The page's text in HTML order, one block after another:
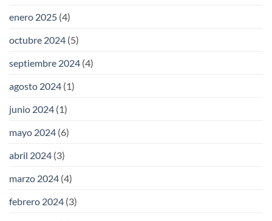
enero 2025 (4)
octubre 2024 (5)
septiembre 2024 (4)
agosto 2024 (1)
junio 2024 (1)
mayo 2024 (6)
abril 2024 (3)
marzo 2024 (4)
febrero 2024 (3)